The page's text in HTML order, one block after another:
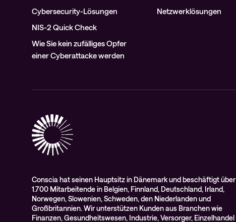
Cybersecurity-Lösungen
NIS-2 Quick Check
Wie Sie kein zufälliges Opfer
einer Cyberattacke werden
Netzwerklösungen
Conscia hat seinen Hauptsitz in Dänemark und beschäftigt über
1.700 Mitarbeitende in Belgien, Finnland, Deutschland, Irland,
Norwegen, Slowenien, Schweden, den Niederlanden und
Großbritannien. Wir unterstützen Kunden aus Branchen wie
Finanzen, Gesundheitswesen, Industrie, Versorger, Einzelhandel